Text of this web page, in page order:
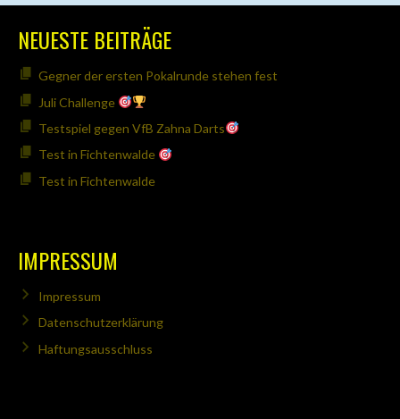
NEUESTE BEITRÄGE
Gegner der ersten Pokalrunde stehen fest
Juli Challenge
Testspiel gegen VfB Zahna Darts
Test in Fichtenwalde
Test in Fichtenwalde
IMPRESSUM
Impressum
Datenschutzerklärung
Haftungsausschluss